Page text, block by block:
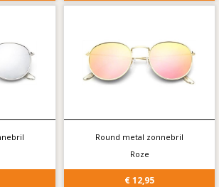
Round metal zonnebril
Roze
€ 12,95